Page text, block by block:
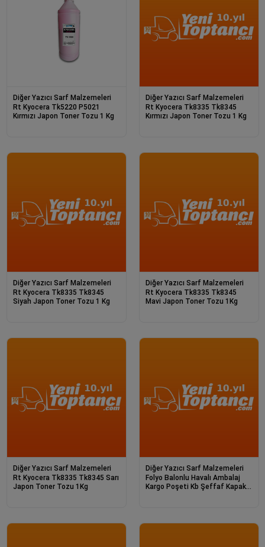
Diğer Yazıcı Sarf Malzemeleri
Rt Kyocera Tk5220 P5021
Kırmızı Japon Toner Tozu 1 Kg
Diğer Yazıcı Sarf Malzemeleri
Rt Kyocera Tk8335 Tk8345
Kırmızı Japon Toner Tozu 1 Kg
Diğer Yazıcı Sarf Malzemeleri
Rt Kyocera Tk8335 Tk8345
Siyah Japon Toner Tozu 1 Kg
Diğer Yazıcı Sarf Malzemeleri
Rt Kyocera Tk8335 Tk8345
Mavi Japon Toner Tozu 1Kg
Diğer Yazıcı Sarf Malzemeleri
Rt Kyocera Tk8335 Tk8345 Sarı
Japon Toner Tozu 1Kg
Diğer Yazıcı Sarf Malzemeleri
Folyo Balonlu Havalı Ambalaj
Kargo Poşeti Kb Şeffaf Kapaklı